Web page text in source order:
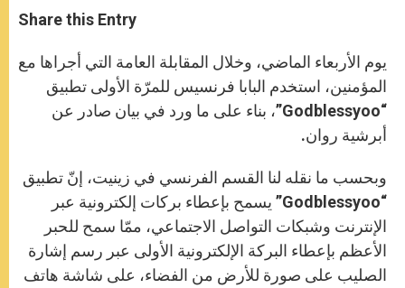
t
s
p
p
s
e
e
r
e
b
o
k
r
Share this Entry
يوم الأربعاء الماضي، وخلال المقابلة العامة التي أجراها مع
المؤمنين، استخدم البابا فرنسيس للمرّة الأولى تطبيق
“Godblessyoo”، بناء على ما ورد في بيان صادر عن
أبرشية روان.
وبحسب ما نقله لنا القسم الفرنسي في زينيت، إنّ تطبيق
“Godblessyoo” يسمح بإعطاء بركات إلكترونية عبر
الإنترنت وشبكات التواصل الاجتماعي، ممّا سمح للحبر
الأعظم بإعطاء البركة الإلكترونية الأولى عبر رسم إشارة
الصليب على صورة للأرض من الفضاء، على شاشة هاتف